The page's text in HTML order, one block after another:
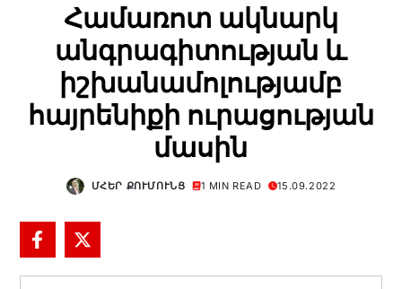
Համառոտ ակնարկ
անգրագիտության և
իշխանամոլությամբ
հայրենիքի ուրացության
մասին
ՄՀԵՐ ՔՈՒՄՈՒՆՑ 1 MIN READ 15.09.2022